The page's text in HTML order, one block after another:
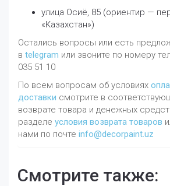
улица Осиё, 85 (ориентир —
«Казахстан»)
Остались вопросы или есть
в telegram или звоните по номеру
035 51 10
По всем вопросам об условиях
доставки смотрите в
возврате товара и денежных
разделе условия возврата товаров
нами по почте info@decorpaint.uz
Смотрите также: